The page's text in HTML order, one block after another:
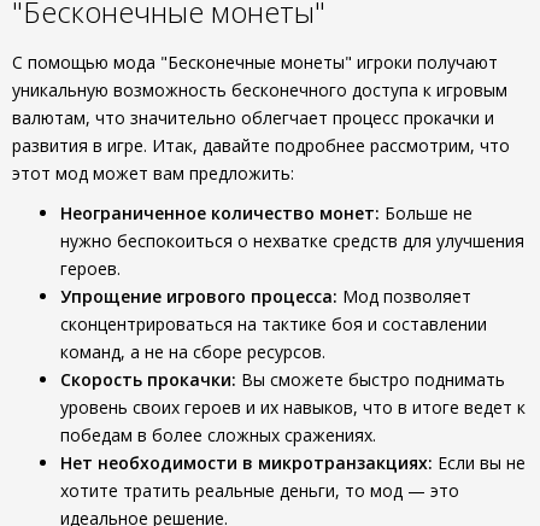
"Бесконечные монеты"
С помощью мода "Бесконечные монеты" игроки получают
уникальную возможность бесконечного доступа к игровым
валютам, что значительно облегчает процесс прокачки и
развития в игре. Итак, давайте подробнее рассмотрим, что
этот мод может вам предложить:
Неограниченное количество монет: Больше не
нужно беспокоиться о нехватке средств для улучшения
героев.
Упрощение игрового процесса: Мод позволяет
сконцентрироваться на тактике боя и составлении
команд, а не на сборе ресурсов.
Скорость прокачки: Вы сможете быстро поднимать
уровень своих героев и их навыков, что в итоге ведет к
победам в более сложных сражениях.
Нет необходимости в микротранзакциях: Если вы не
хотите тратить реальные деньги, то мод — это
идеальное решение.